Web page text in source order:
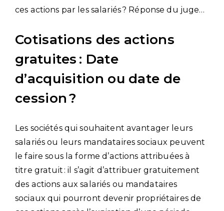
ces actions par les salariés ? Réponse du juge…
Cotisations des actions
gratuites : Date
d’acquisition ou date de
cession ?
Les sociétés qui souhaitent avantager leurs
salariés ou leurs mandataires sociaux peuvent
le faire sous la forme d’actions attribuées à
titre gratuit : il s’agit d’attribuer gratuitement
des actions aux salariés ou mandataires
sociaux qui pourront devenir propriétaires de